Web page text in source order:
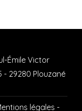
- 29280 Plouzané
légales -